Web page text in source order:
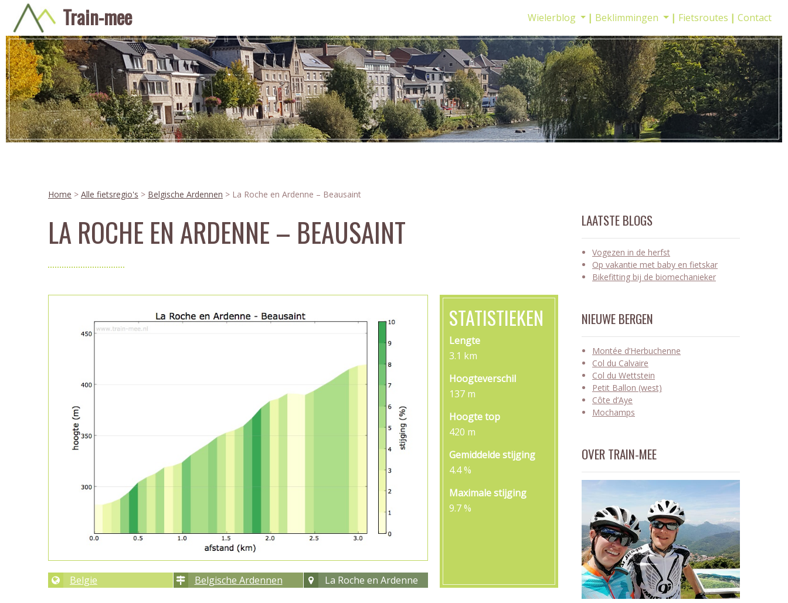
Train-mee Wielerblog Beklimmingen Fietsroutes Contact
Home > Alle fietsregio's > Belgische Ardennen > La Roche en Ardenne – Beausaint
LA ROCHE EN ARDENNE – BEAUSAINT
Belgie Belgische Ardennen La Roche en Ardenne
STATISTIEKEN
Lengte
3.1 km
Hoogteverschil
137 m
Hoogte top
420 m
Gemiddelde stijging
4.4 %
Maximale stijging
9.7 %
LAATSTE BLOGS
Vogezen in de herfst
Op vakantie met baby en fietskar
Bikefitting bij de biomechanieker
NIEUWE BERGEN
Montée d’Herbuchenne
Col du Calvaire
Col du Wettstein
Petit Ballon (west)
Côte d’Aye
Mochamps
OVER TRAIN-MEE